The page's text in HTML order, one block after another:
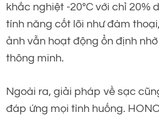
khắc nghiệt -20°C với chỉ 20%
tính năng cốt lõi như đàm
ảnh vẫn hoạt động ổn định
thông minh.
Ngoài ra, giải pháp về sạc
đáp ứng mọi tình huống.